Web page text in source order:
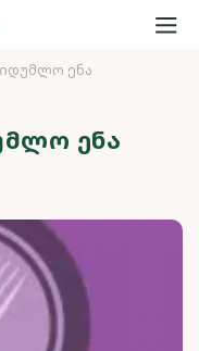
ენა
ᲔᲜᲐ